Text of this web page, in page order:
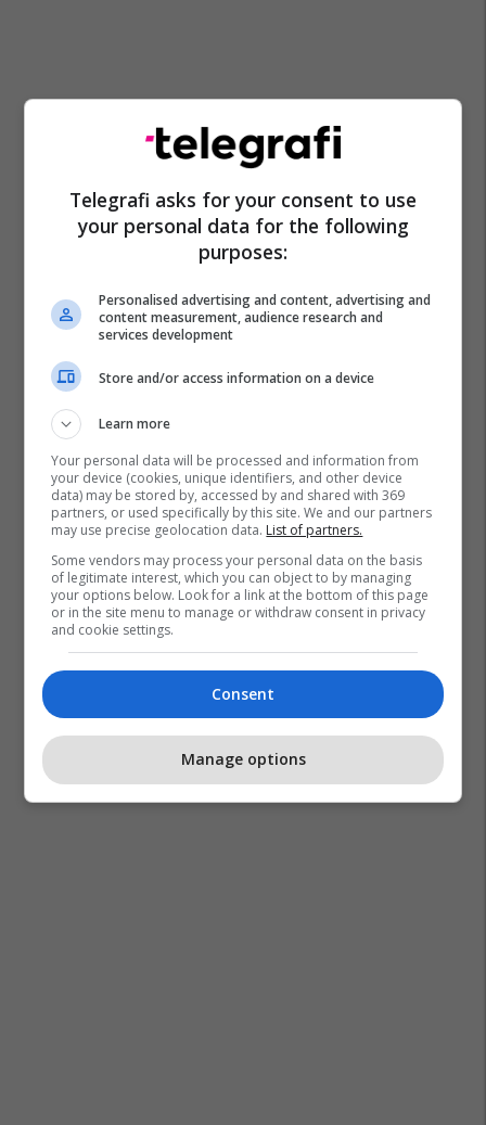
Japonia Sanae Takaichi
Telegrafi asks for your consent to use
your personal data for the following
purposes:
Personalised advertising and content, advertising and
content measurement, audience research and
services development
Store and/or access information on a device
Learn more
Your personal data will be processed and information from
your device (cookies, unique identifiers, and other device
data) may be stored by, accessed by and shared with 369
partners, or used specifically by this site. We and our partners
may use precise geolocation data. List of partners.
Some vendors may process your personal data on the basis
of legitimate interest, which you can object to by managing
your options below. Look for a link at the bottom of this page
or in the site menu to manage or withdraw consent in privacy
and cookie settings.
Consent
Manage options